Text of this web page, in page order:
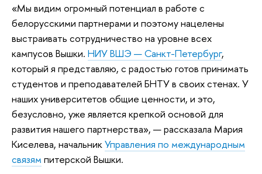
«Мы видим огромный потенциал в работе с
белорусскими партнерами и поэтому нацелены
выстраивать сотрудничество на уровне всех
кампусов Вышки. НИУ ВШЭ — Санкт-Петербург,
который я представляю, с радостью готов принимать
студентов и преподавателей БНТУ в своих стенах. У
наших университетов общие ценности, и это,
безусловно, уже является крепкой основой для
развития нашего партнерства», — рассказала Мария
Киселева, начальникУправления по международным
связям питерской Вышки.